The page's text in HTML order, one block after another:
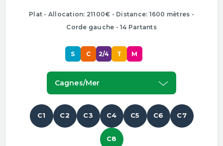
Plat - Allocation: 21100€ - Distance: 1600 mètres -
Corde gauche - 14 Partants
S C 2/4 T M
Cagnes/mer
C1 C2 C3 C4 C5 C6 C7
C8